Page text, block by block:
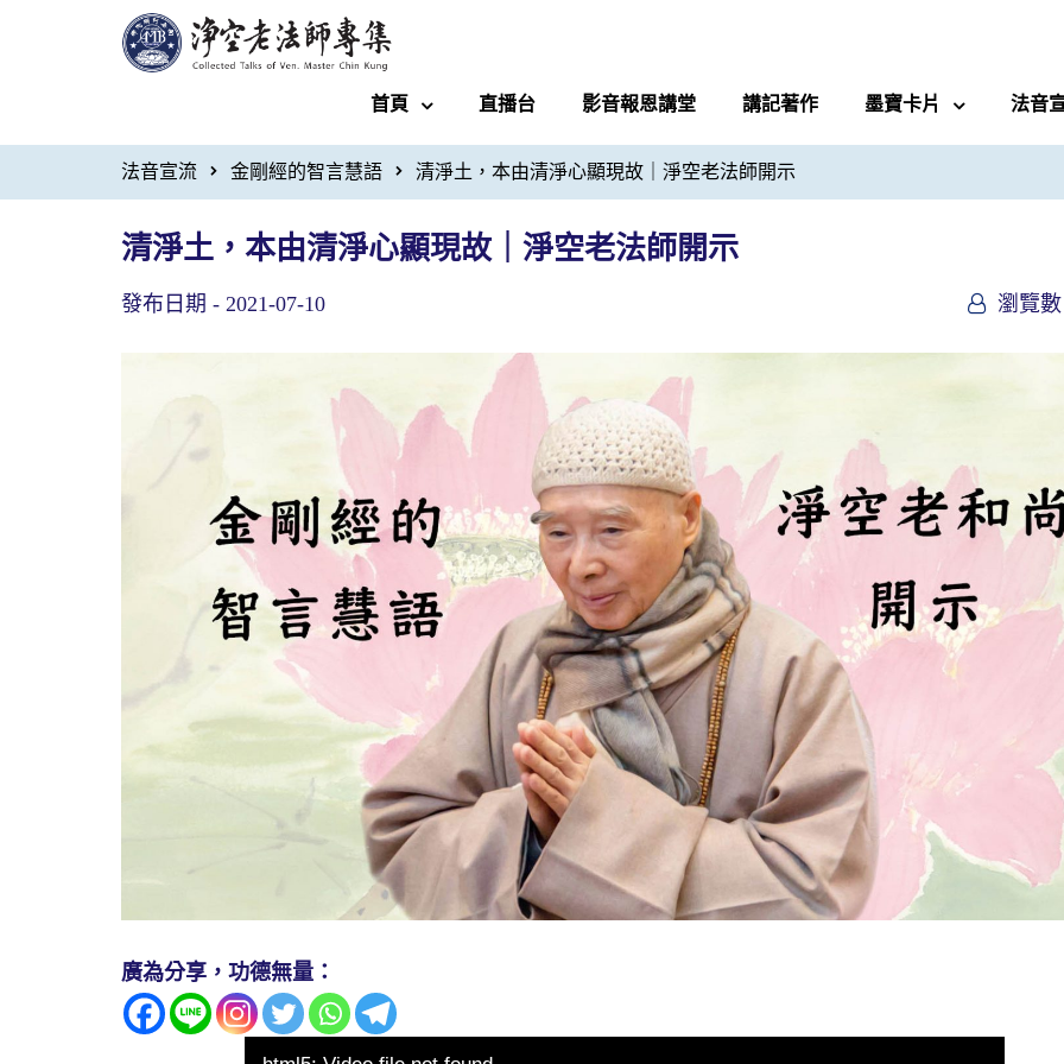
首頁 直播台 影音報恩講堂 講記著作 墨寶卡片 法音
法音宣流 金剛經的智言慧語 清淨土，本由清淨心顯現故｜淨空老法師開示
清淨土，本由清淨心顯現故｜淨空老法師開示
發布日期 - 2021-07-10 瀏覽數
廣為分享，功德無量：